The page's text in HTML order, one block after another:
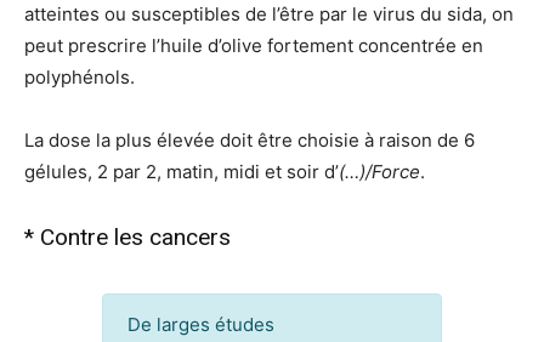
atteintes ou susceptibles de l’être par le virus du sida, on
peut prescrire l’huile d’olive fortement concentrée en
polyphénols.
La dose la plus élevée doit être choisie à raison de 6
gélules, 2 par 2, matin, midi et soir d’(…)/Force.
* Contre les cancers
De larges études